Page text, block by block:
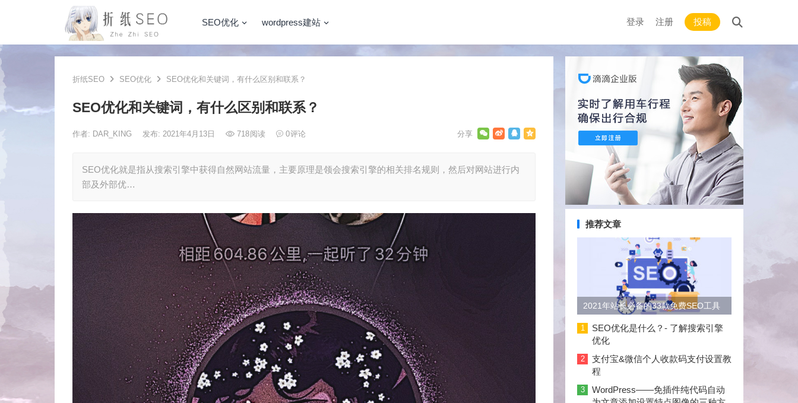
SEO优化 wordpress建站 登录 注册 投稿
折纸SEO SEO优化 SEO优化和关键词，有什么区别和联系？
SEO优化和关键词，有什么区别和联系？
作者: DAR_KING 发布: 2021年4月13日 718阅读 0评论
SEO优化就是指从搜索引擎中获得自然网站流量，主要原理是领会搜索引擎的相关排名规则，然后对网站进行内
部及外部优…
推荐文章
2021年站长必备的33款免费SEO工具
大合集
1
SEO优化是什么？- 了解搜索引擎
优化
2
支付宝&微信个人收款码支付设置教
程
3
WordPress——免插件纯代码自动